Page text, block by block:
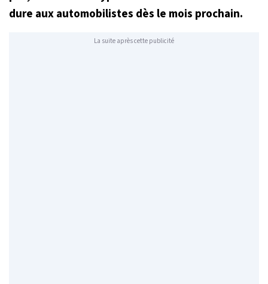
dure aux automobilistes dès le mois prochain.
La suite après cette publicité